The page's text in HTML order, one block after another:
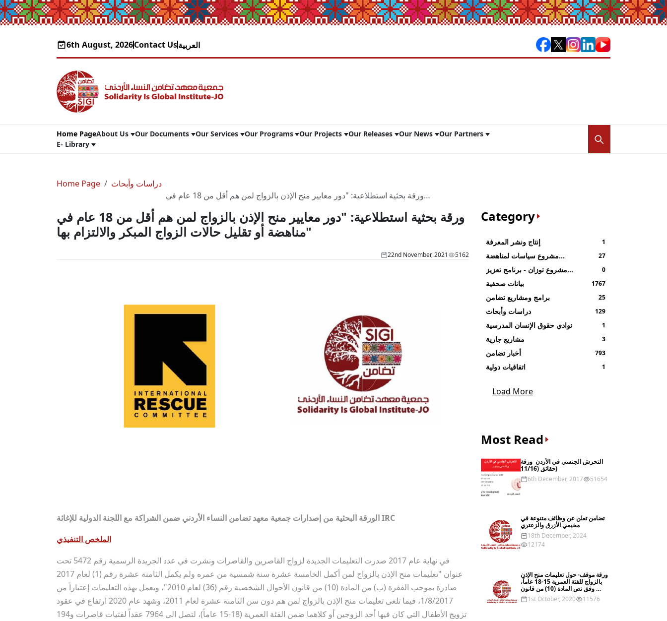
6th August, 2026Contact Usالعربية
Home PageAbout Us Our Documents Our Services Our Programs Our Projects Our Releases Our News
Our Partners
E- Library
Home Page
دراسات وأبحاث
ورقة بحثية استطلاعية: "دور معايير منح الإذن بالزواج لمن هم أقل من 18 عام في
ورقة بحثية استطلاعية: "دور معايير منح الإذن بالزواج لمن هم أقل من 18 عام في
مناهضة أو تقليل حالات الزواج المبكر والالتزام بها"
22nd November, 2021 5162
الورقة البحثية من إصدارات جمعية معهد تضامن النساء الأردني ضمن الشراكة مع اللجنة الدولية للإغاثة IRC
الملخص التنفيذي
في نهاية عام 2017 صدرت التعليمات الجديدة لزواج القاصرين والقاصرات ونشرت في عدد الجريدة الرسمية رقم 5472 تحت
عنوان "تعليمات منح الإذن بالزواج لمن أكمل الخامسة عشرة سنة شمسية من عمره ولم يكمل الثامنة عشرة رقم (1) لعام 2017
صادرة بموجب الفقرة (ب) من المادة (10) من قانون الأحوال الشخصية رقم (36) لعام 2010"، ويعمل بهذه التعليمات إعتباراً من
1/8/2017، فيما تلغى تعليمات منح الإذن بالزواج لمن هم دون سن الثامنة عشرة لعام 2011، وشهد عام 2020 ارتفاع في عقود
تزويج الأطفال التي كان فيها أحد الزوجين أو كلاهما ضمن الفئة العمرية (18-15 عاماً)، لتصل الى 7964 عقداً لفتيات قاصرات و194
Category
إنتاج ونشر المعرفة 1
مشروع سياسات لمناهضة
العنف في بيئة و عالم العمل
-الصندوق الافريقي لدعم المرأة
AWDF
27
مشروع توزان - برنامج تعزيز
المهارات القيادية ومشاركة
المرأة
0
بيانات صحفية 1767
برامج ومشاريع تضامن 25
دراسات وأبحاث 129
نوادي حقوق الإنسان المدرسية 1
مشاريع جارية 3
أخبار تضامن 793
اتفاقيات دولية 1
Load More
Most Read
التحرش الجنسي في الأردن  ورقة
حقائق (11/16)
6th December, 2017
51654
تضامن تعلن عن وظائف متنوعة في
مخيمي الأزرق والزعتري
18th December, 2024
12174
ورقة موقف- حول تعليمات منح الإذن
بالزواج للفئة العمرية 15-18 عاماً،
وفق نص المادة (10) من قانون
الأحوال الشخصية رقم (15) لعام
20191st October, 2020 11576